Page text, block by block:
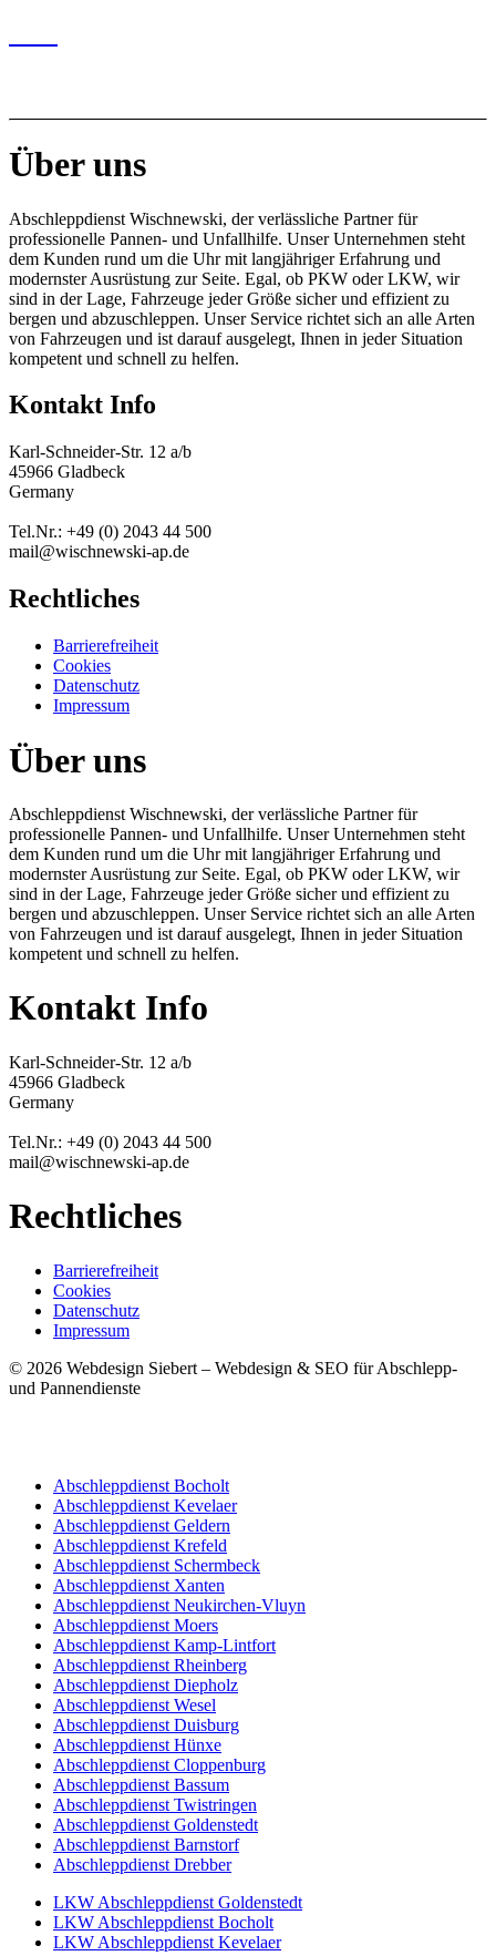
Über uns
Abschleppdienst Wischnewski, der verlässliche Partner für
professionelle Pannen- und Unfallhilfe. Unser Unternehmen steht
dem Kunden rund um die Uhr mit langjähriger Erfahrung und
modernster Ausrüstung zur Seite. Egal, ob PKW oder LKW, wir
sind in der Lage, Fahrzeuge jeder Größe sicher und effizient zu
bergen und abzuschleppen. Unser Service richtet sich an alle Arten
von Fahrzeugen und ist darauf ausgelegt, Ihnen in jeder Situation
kompetent und schnell zu helfen.
Kontakt Info
Karl-Schneider-Str. 12 a/b
45966 Gladbeck
Germany
Tel.Nr.: +49 (0) 2043 44 500
mail@wischnewski-ap.de
Rechtliches
Barrierefreiheit
Cookies
Datenschutz
Impressum
Über uns
Abschleppdienst Wischnewski, der verlässliche Partner für
professionelle Pannen- und Unfallhilfe. Unser Unternehmen steht
dem Kunden rund um die Uhr mit langjähriger Erfahrung und
modernster Ausrüstung zur Seite. Egal, ob PKW oder LKW, wir
sind in der Lage, Fahrzeuge jeder Größe sicher und effizient zu
bergen und abzuschleppen. Unser Service richtet sich an alle Arten
von Fahrzeugen und ist darauf ausgelegt, Ihnen in jeder Situation
kompetent und schnell zu helfen.
Kontakt Info
Karl-Schneider-Str. 12 a/b
45966 Gladbeck
Germany
Tel.Nr.: +49 (0) 2043 44 500
mail@wischnewski-ap.de
Rechtliches
Barrierefreiheit
Cookies
Datenschutz
Impressum
© 2026 Webdesign Siebert – Webdesign & SEO für Abschlepp-
und Pannendienste
Abschleppdienst Bocholt
Abschleppdienst Kevelaer
Abschleppdienst Geldern
Abschleppdienst Krefeld
Abschleppdienst Schermbeck
Abschleppdienst Xanten
Abschleppdienst Neukirchen-Vluyn
Abschleppdienst Moers
Abschleppdienst Kamp-Lintfort
Abschleppdienst Rheinberg
Abschleppdienst Diepholz
Abschleppdienst Wesel
Abschleppdienst Duisburg
Abschleppdienst Hünxe
Abschleppdienst Cloppenburg
Abschleppdienst Bassum
Abschleppdienst Twistringen
Abschleppdienst Goldenstedt
Abschleppdienst Barnstorf
Abschleppdienst Drebber
LKW Abschleppdienst Goldenstedt
LKW Abschleppdienst Bocholt
LKW Abschleppdienst Kevelaer